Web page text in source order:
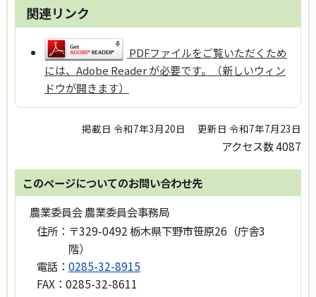
関連リンク
PDFファイルをご覧いただくため
には、Adobe Reader が必要です。（新しいウィン
ドウが開きます）
掲載日 令和7年3月20日 更新日 令和7年7月23日
アクセス数4087
このページについてのお問い合わせ先
農業委員会 農業委員会事務局
住所： 〒329-0492 栃木県下野市笹原26（庁舎3
階）
電話： 0285-32-8915
FAX： 0285-32-8611